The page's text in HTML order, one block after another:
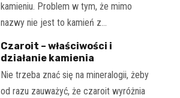
kamieniu. Problem w tym, że mimo
nazwy nie jest to kamień z…
Czaroit – właściwości i
działanie kamienia
Nie trzeba znać się na mineralogii, żeby
od razu zauważyć, że czaroit wyróżnia